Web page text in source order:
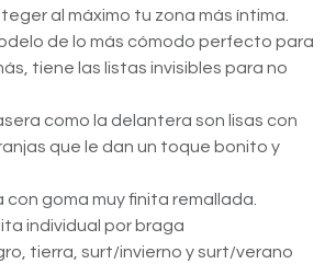
al máximo tu zona más íntima.
de lo más cómodo perfecto para
tiene las listas invisibles para no
como la delantera son lisas con
que le dan un toque bonito y
con goma muy finita remallada.
individual por braga
tierra, surt/invierno y surt/verano